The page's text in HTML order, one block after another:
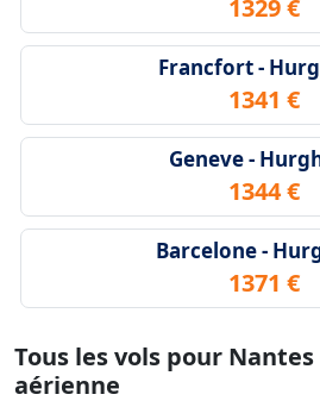
1329 €
Francfort -
1341 €
Geneve -
1344 €
Barcelone -
1371 €
Tous les vols pour
aérienne